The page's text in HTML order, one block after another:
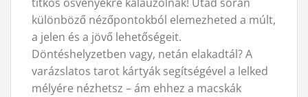
különböző nézőpontokból elemezheted a múlt,
a jelen és a jövő lehetőségeit.
Döntéshelyzetben vagy, netán elakadtál? A
varázslatos tarot kártyák segítségével a lelked
mélyére nézhetsz – ám ehhez a macskák